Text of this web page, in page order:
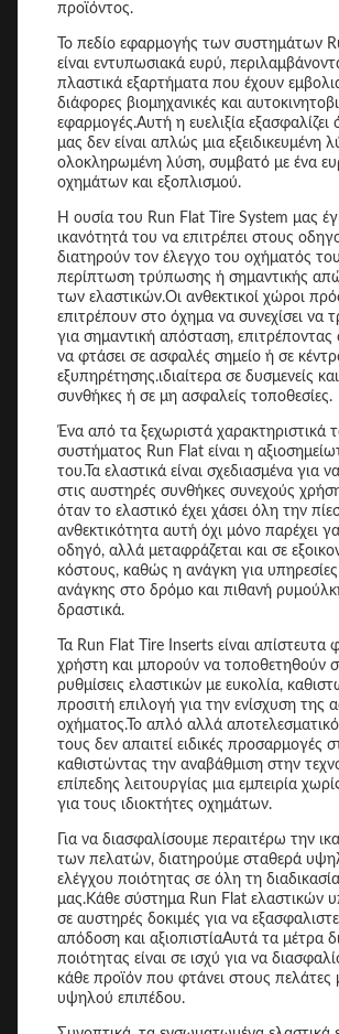
προϊόντος.
Το πεδίο εφαρμογής των συστημάτων
είναι εντυπωσιακά ευρύ,
πλαστικά εξαρτήματα που έχουν
διάφορες βιομηχανικές και
εφαρμογές.Αυτή η ευελιξία εξασφαλίζει
μας δεν είναι απλώς μια εξειδικευμένη
ολοκληρωμένη λύση, συμβατό με ένα
οχημάτων και εξοπλισμού.
Η ουσία του Run Flat Tire System μας
ικανότητά του να επιτρέπει στους
διατηρούν τον έλεγχο του οχήματός
περίπτωση τρύπωσης ή σημαντικής
των ελαστικών.Οι ανθεκτικοί χώροι
επιτρέπουν στο όχημα να συνεχίσει να
για σημαντική απόσταση,
να φτάσει σε ασφαλές σημείο ή σε
εξυπηρέτησης.ιδιαίτερα σε δυσμενείς
συνθήκες ή σε μη ασφαλείς τοποθεσίες.
Ένα από τα ξεχωριστά χαρακτηριστικά
συστήματος Run Flat είναι η
του.Τα ελαστικά είναι σχεδιασμένα για
στις αυστηρές συνθήκες συνεχούς
όταν το ελαστικό έχει χάσει όλη την
ανθεκτικότητα αυτή όχι μόνο παρέχει
οδηγό, αλλά μεταφράζεται και σε
κόστους, καθώς η ανάγκη για υπηρεσίες
ανάγκης στο δρόμο και πιθανή
δραστικά.
Τα Run Flat Tire Inserts είναι απίστευτα
χρήστη και μπορούν να τοποθετηθούν
ρυθμίσεις ελαστικών με ευκολία,
προσιτή επιλογή για την ενίσχυση της
οχήματος.Το απλό αλλά
τους δεν απαιτεί ειδικές προσαρμογές
καθιστώντας την αναβάθμιση στην
επίπεδης λειτουργίας μια εμπειρία
για τους ιδιοκτήτες οχημάτων.
Για να διασφαλίσουμε περαιτέρω την
των πελατών, διατηρούμε σταθερά
ελέγχου ποιότητας σε όλη τη
μας.Κάθε σύστημα Run Flat ελαστικών
σε αυστηρές δοκιμές για να
απόδοση και αξιοπιστίαΑυτά τα μέτρα
ποιότητας είναι σε ισχύ για να
κάθε προϊόν που φτάνει στους πελάτες
υψηλού επιπέδου.